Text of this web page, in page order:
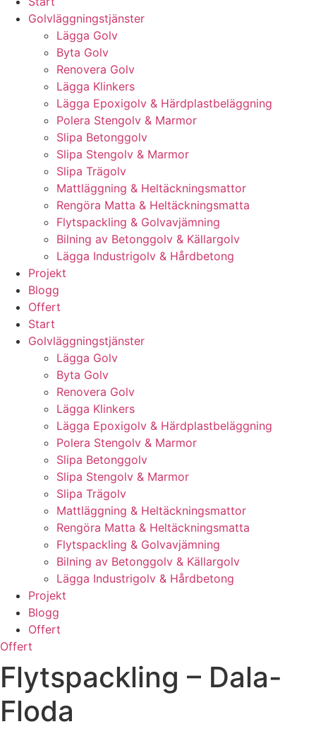
Golvläggningstjänster
Lägga Golv
Byta Golv
Renovera Golv
Lägga Klinkers
Lägga Epoxigolv & Härdplastbeläggning
Polera Stengolv & Marmor
Slipa Betonggolv
Slipa Stengolv & Marmor
Slipa Trägolv
Mattläggning & Heltäckningsmattor
Rengöra Matta & Heltäckningsmatta
Flytspackling & Golvavjämning
Bilning av Betonggolv & Källargolv
Lägga Industrigolv & Hårdbetong
Projekt
Blogg
Offert
Start
Golvläggningstjänster
Lägga Golv
Byta Golv
Renovera Golv
Lägga Klinkers
Lägga Epoxigolv & Härdplastbeläggning
Polera Stengolv & Marmor
Slipa Betonggolv
Slipa Stengolv & Marmor
Slipa Trägolv
Mattläggning & Heltäckningsmattor
Rengöra Matta & Heltäckningsmatta
Flytspackling & Golvavjämning
Bilning av Betonggolv & Källargolv
Lägga Industrigolv & Hårdbetong
Projekt
Blogg
Offert
Offert
Flytspackling – Dala-
Floda